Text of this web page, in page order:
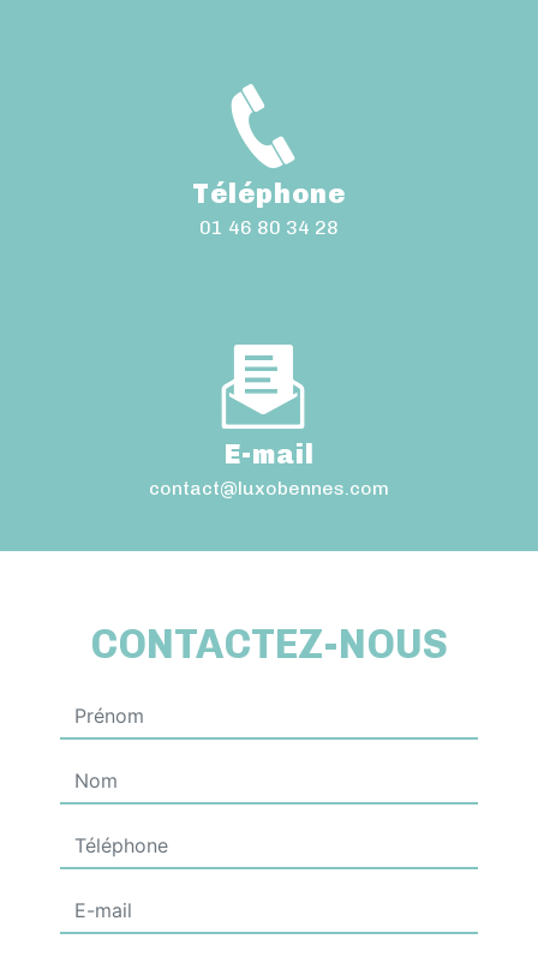
Téléphone
01 46 80 34 28
E-mail
contact@luxobennes.com
CONTACTEZ-NOUS